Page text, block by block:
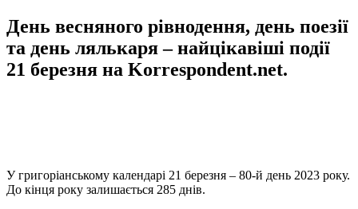
День весняного рівнодення, день поезії
та день лялькаря – найцікавіші події
21 березня на Korrespondent.net.
У григоріанському календарі 21 березня – 80-й день 2023 року.
До кінця року залишається 285 днів.